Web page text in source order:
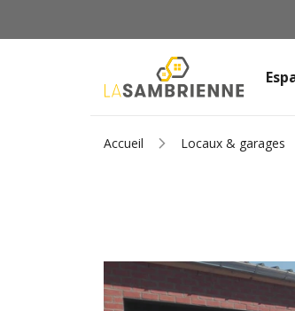
Accueil Locaux & garages